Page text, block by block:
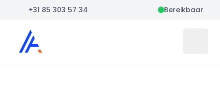
+31 85 303 57 34 Bereikbaar
Auto Atlas